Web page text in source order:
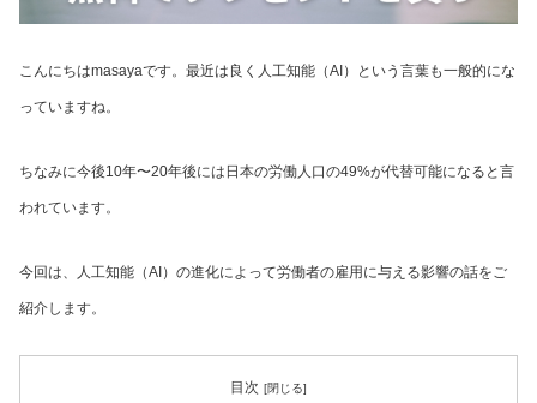
こんにちはmasayaです。最近は良く人工知能（AI）という言葉も一般的にな
っていますね。
ちなみに今後10年〜20年後には日本の労働人口の49%が代替可能になると言
われています。
今回は、人工知能（AI）の進化によって労働者の雇用に与える影響の話をご
紹介します。
目次